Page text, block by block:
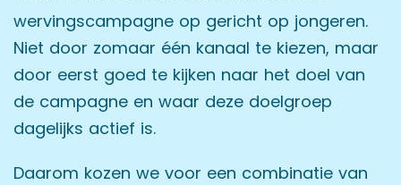
wervingscampagne op gericht op jongeren.
Niet door zomaar één kanaal te kiezen, maar
door eerst goed te kijken naar het doel van
de campagne en waar deze doelgroep
dagelijks actief is.
Daarom kozen we voor een combinatie van